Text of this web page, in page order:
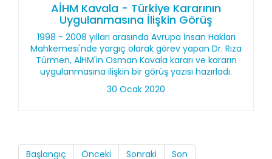
AİHM Kavala - Türkiye Kararının
Uygulanmasına İlişkin Görüş
1998 - 2008 yılları arasında Avrupa İnsan Hakları
Mahkemesi'nde yargıç olarak görev yapan Dr. Rıza
Türmen, AİHM'in Osman Kavala kararı ve kararın
uygulanmasına ilişkin bir görüş yazısı hazırladı.
30 Ocak 2020
Başlangıç Önceki Sonraki Son